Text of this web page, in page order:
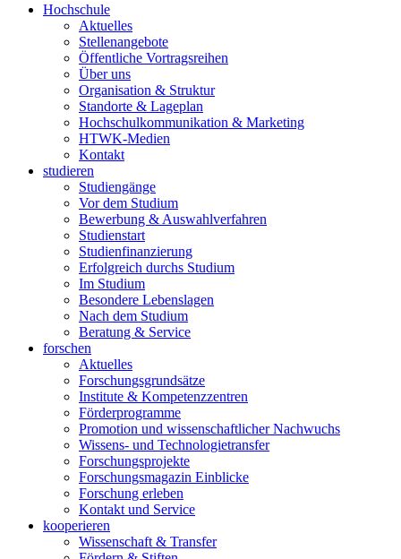
Hochschule
Aktuelles
Stellenangebote
Öffentliche Vortragsreihen
Über uns
Organisation & Struktur
Standorte & Lageplan
Hochschulkommunikation & Marketing
HTWK-Medien
Kontakt
studieren
Studiengänge
Vor dem Studium
Bewerbung & Auswahlverfahren
Studienstart
Studienfinanzierung
Erfolgreich durchs Studium
Im Studium
Besondere Lebenslagen
Nach dem Studium
Beratung & Service
forschen
Aktuelles
Forschungsgrundsätze
Institute & Kompetenzzentren
Förderprogramme
Promotion und wissenschaftlicher Nachwuchs
Wissens- und Technologietransfer
Forschungsprojekte
Forschungsmagazin Einblicke
Forschung erleben
Kontakt und Service
kooperieren
Wissenschaft & Transfer